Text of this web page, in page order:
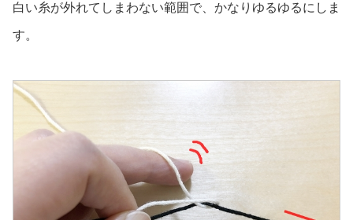
白い糸が外れてしまわない範囲で、かなりゆるゆるにしま
す。